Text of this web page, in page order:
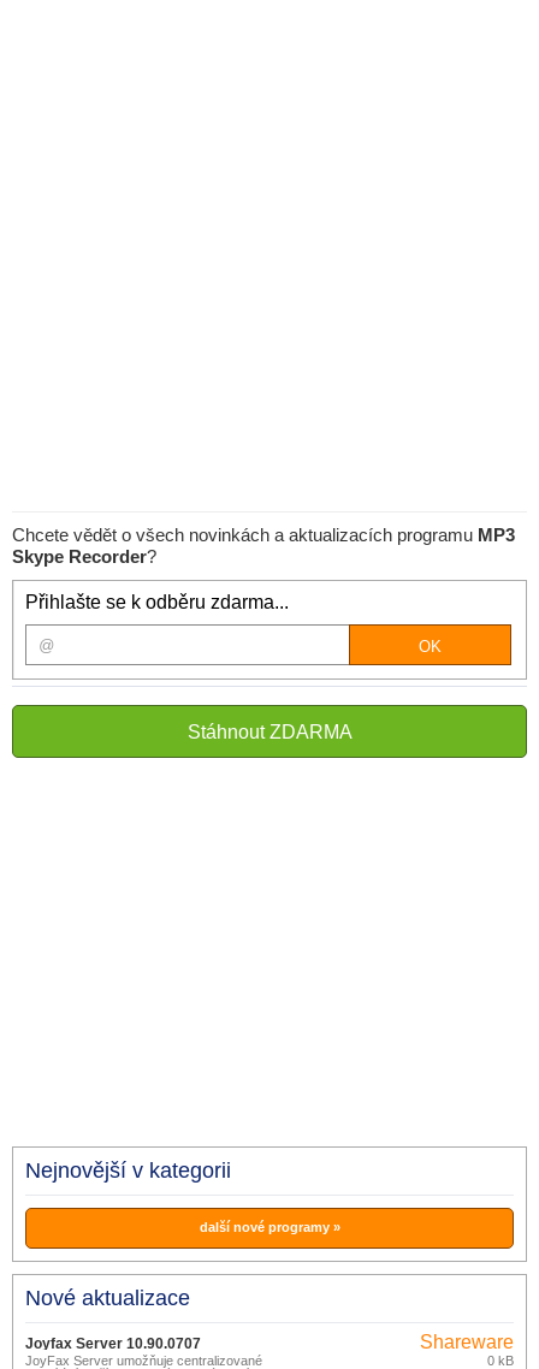
Chcete vědět o všech novinkách a aktualizacích programu MP3
Skype Recorder?
Přihlašte se k odběru zdarma...
Stáhnout ZDARMA
Nejnovější v kategorii
další nové programy »
Nové aktualizace
Joyfax Server 10.90.0707
JoyFax Server umožňuje centralizované
Shareware
0 kB